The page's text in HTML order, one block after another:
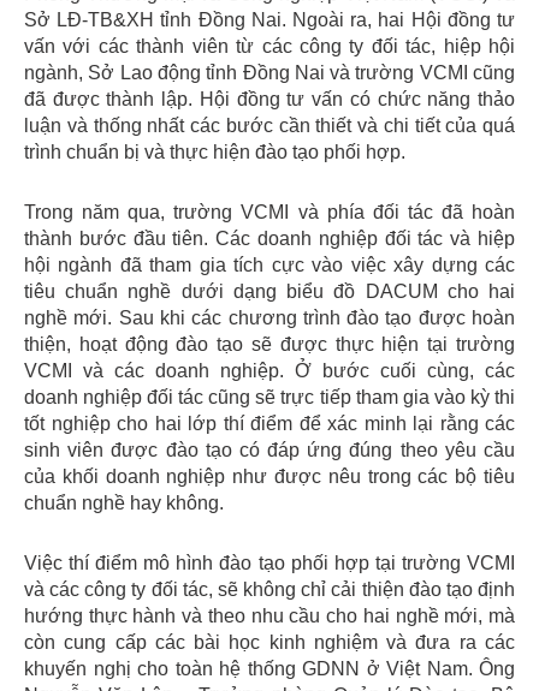
Sở LĐ-TB&XH tỉnh Đồng Nai. Ngoài ra, hai Hội đồng tư
vấn với các thành viên từ các công ty đối tác, hiệp hội
ngành, Sở Lao động tỉnh Đồng Nai và trường VCMI cũng
đã được thành lập. Hội đồng tư vấn có chức năng thảo
luận và thống nhất các bước cần thiết và chi tiết của quá
trình chuẩn bị và thực hiện đào tạo phối hợp.
Trong năm qua, trường VCMI và phía đối tác đã hoàn
thành bước đầu tiên. Các doanh nghiệp đối tác và hiệp
hội ngành đã tham gia tích cực vào việc xây dựng các
tiêu chuẩn nghề dưới dạng biểu đồ DACUM cho hai
nghề mới. Sau khi các chương trình đào tạo được hoàn
thiện, hoạt động đào tạo sẽ được thực hiện tại trường
VCMI và các doanh nghiệp. Ở bước cuối cùng, các
doanh nghiệp đối tác cũng sẽ trực tiếp tham gia vào kỳ thi
tốt nghiệp cho hai lớp thí điểm để xác minh lại rằng các
sinh viên được đào tạo có đáp ứng đúng theo yêu cầu
của khối doanh nghiệp như được nêu trong các bộ tiêu
chuẩn nghề hay không.
Việc thí điểm mô hình đào tạo phối hợp tại trường VCMI
và các công ty đối tác, sẽ không chỉ cải thiện đào tạo định
hướng thực hành và theo nhu cầu cho hai nghề mới, mà
còn cung cấp các bài học kinh nghiệm và đưa ra các
khuyến nghị cho toàn hệ thống GDNN ở Việt Nam. Ông